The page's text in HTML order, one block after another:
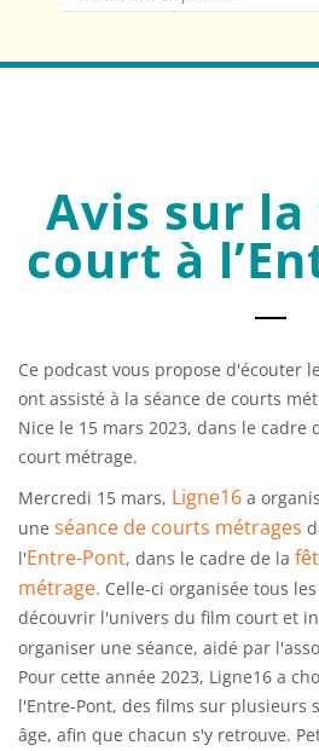
Avis sur
court à
Ce podcast vous propose d'écouter
ont assisté à la séance de courts
Nice le 15 mars 2023, dans le cadre
court métrage.
Mercredi 15 mars, Ligne16 a
une séance de courts métrages
l'Entre-Pont, dans le cadre de la
métrage. Celle-ci organisée tous
découvrir l'univers du film court et
organiser une séance, aidé par
Pour cette année 2023, Ligne16 a
l'Entre-Pont, des films sur plusieurs
âge, afin que chacun s'y retrouve.